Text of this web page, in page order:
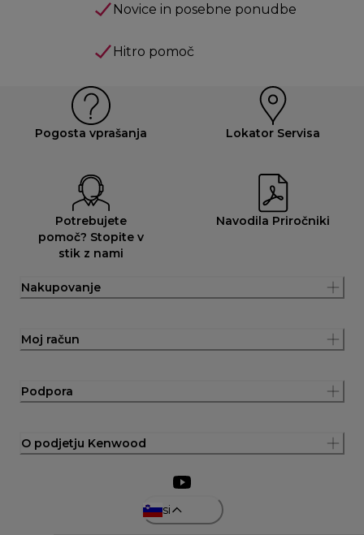
Novice in posebne ponudbe
Hitro pomoč
Pogosta vprašanja Lokator Servisa
Potrebujete
pomoč? Stopite v
stik z nami
Navodila Priročniki
Nakupovanje
Moj račun
Podpora
O podjetju Kenwood
si